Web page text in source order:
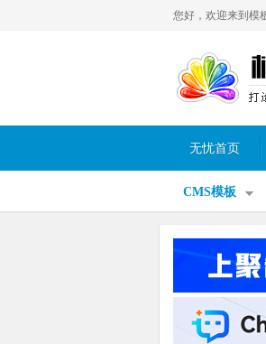
您好，欢迎来到模
无忧首页
CMS模板